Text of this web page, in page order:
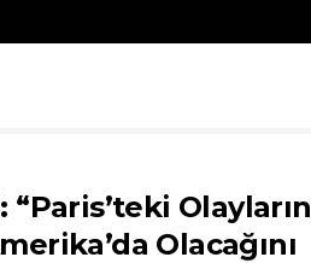
“Paris’teki Olayların
Olacağını